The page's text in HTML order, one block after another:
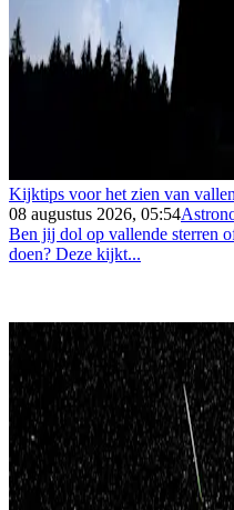
Kijktips voor het zien van
08 augustus 2026, 05:54
Ben jij dol op vallende sterren
doen? Deze kijkt...